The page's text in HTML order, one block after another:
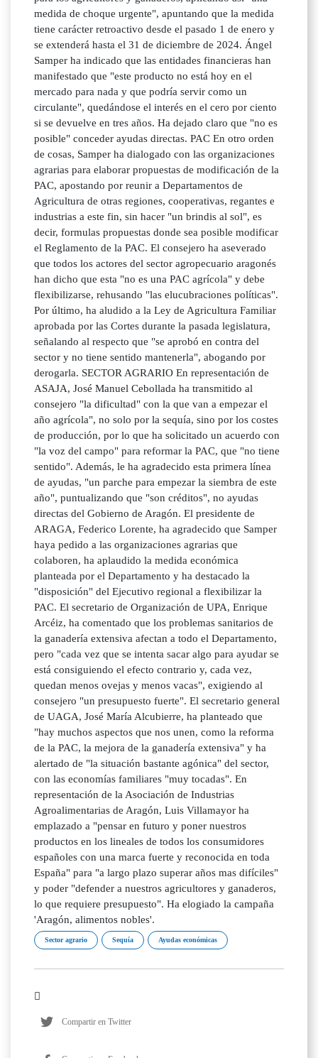
medida de choque urgente", apuntando que la medida
tiene carácter retroactivo desde el pasado 1 de enero y
se extenderá hasta el 31 de diciembre de 2024. Ángel
Samper ha indicado que las entidades financieras han
manifestado que "este producto no está hoy en el
mercado para nada y que podría servir como un
circulante", quedándose el interés en el cero por ciento
si se devuelve en tres años. Ha dejado claro que "no es
posible" conceder ayudas directas. PAC En otro orden
de cosas, Samper ha dialogado con las organizaciones
agrarias para elaborar propuestas de modificación de la
PAC, apostando por reunir a Departamentos de
Agricultura de otras regiones, cooperativas, regantes e
industrias a este fin, sin hacer "un brindis al sol", es
decir, formulas propuestas donde sea posible modificar
el Reglamento de la PAC. El consejero ha aseverado
que todos los actores del sector agropecuario aragonés
han dicho que esta "no es una PAC agrícola" y debe
flexibilizarse, rehusando "las elucubraciones políticas".
Por último, ha aludido a la Ley de Agricultura Familiar
aprobada por las Cortes durante la pasada legislatura,
señalando al respecto que "se aprobó en contra del
sector y no tiene sentido mantenerla", abogando por
derogarla. SECTOR AGRARIO En representación de
ASAJA, José Manuel Cebollada ha transmitido al
consejero "la dificultad" con la que van a empezar el
año agrícola", no solo por la sequía, sino por los costes
de producción, por lo que ha solicitado un acuerdo con
"la voz del campo" para reformar la PAC, que "no tiene
sentido". Además, le ha agradecido esta primera línea
de ayudas, "un parche para empezar la siembra de este
año", puntualizando que "son créditos", no ayudas
directas del Gobierno de Aragón. El presidente de
ARAGA, Federico Lorente, ha agradecido que Samper
haya pedido a las organizaciones agrarias que
colaboren, ha aplaudido la medida económica
planteada por el Departamento y ha destacado la
"disposición" del Ejecutivo regional a flexibilizar la
PAC. El secretario de Organización de UPA, Enrique
Arcéiz, ha comentado que los problemas sanitarios de
la ganadería extensiva afectan a todo el Departamento,
pero "cada vez que se intenta sacar algo para ayudar se
está consiguiendo el efecto contrario y, cada vez,
quedan menos ovejas y menos vacas", exigiendo al
consejero "un presupuesto fuerte". El secretario general
de UAGA, José María Alcubierre, ha planteado que
"hay muchos aspectos que nos unen, como la reforma
de la PAC, la mejora de la ganadería extensiva" y ha
alertado de "la situación bastante agónica" del sector,
con las economías familiares "muy tocadas". En
representación de la Asociación de Industrias
Agroalimentarias de Aragón, Luis Villamayor ha
emplazado a "pensar en futuro y poner nuestros
productos en los lineales de todos los consumidores
españoles con una marca fuerte y reconocida en toda
España" para "a largo plazo superar años mas difíciles"
y poder "defender a nuestros agricultores y ganaderos,
lo que requiere presupuesto". Ha elogiado la campaña
'Aragón, alimentos nobles'.
Sector agrario Sequía Ayudas económicas
Compartir en Twitter